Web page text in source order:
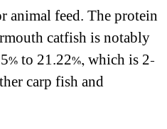
animal feed. The protein
catfish is notably
to 21.22%, which is 2-
carp fish and